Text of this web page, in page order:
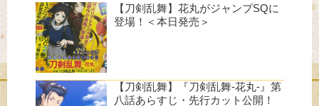
【刀剣乱舞】花丸がジャンプSQに
登場！＜本日発売＞
【刀剣乱舞】『刀剣乱舞-花丸-』第
八話あらすじ・先行カット公開！